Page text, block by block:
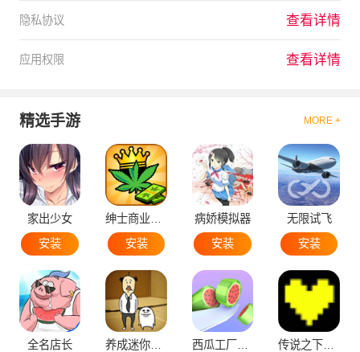
隐私协议 查看详情
应用权限 查看详情
精选手游 MORE +
家出少女
安装
安装
病娇模拟器
安装
无限试飞
安装
全名店长